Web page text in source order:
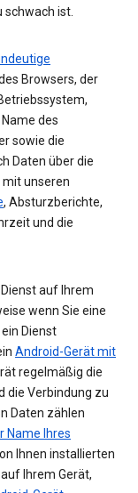
schwach ist.
Browsers, der
des
sowie die
Daten über die
mit unseren
, Absturzberichte,
und die
auf Ihrem
wenn Sie eine
Dienst
Android-Gerät mit
regelmäßig die
die Verbindung zu
Daten zählen
Name Ihres
Ihnen installierten
Ihrem Gerät,